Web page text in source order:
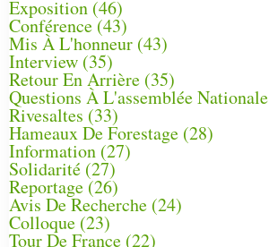
Exposition (46)
Conférence(43)
Mis À L'honneur (43)
Interview (35)
Retour En Arrière (35)
Questions À L'assemblée Nationale
Rivesaltes (33)
Hameaux De Forestage (28)
Information (27)
Solidarité (27)
Reportage(26)
Avis De Recherche (24)
Colloque (23)
Tour De France (22)